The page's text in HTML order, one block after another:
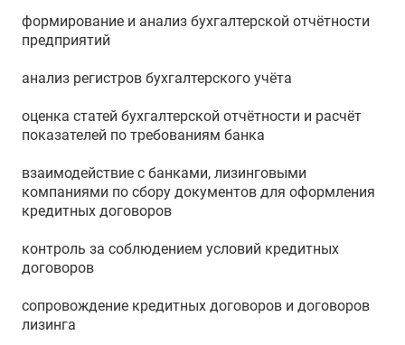
формирование и анализ бухгалтерской отчётности
предприятий
анализ регистров бухгалтерского учёта
оценка статей бухгалтерской отчётности и расчёт
показателей по требованиям банка
взаимодействие с банками, лизинговыми
компаниями по сбору документов для оформления
кредитных договоров
контроль за соблюдением условий кредитных
договоров
сопровождение кредитных договоров и договоров
лизинга